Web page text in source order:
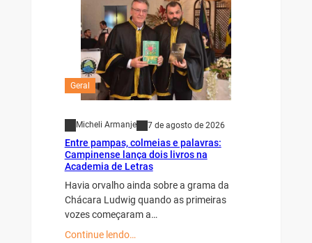
Geral
Micheli Armanje 7 de agosto de 2026
Entre pampas, colmeias e palavras:
Campinense lança dois livros na
Academia de Letras
Havia orvalho ainda sobre a grama da
Chácara Ludwig quando as primeiras
vozes começaram a…
Continue lendo…